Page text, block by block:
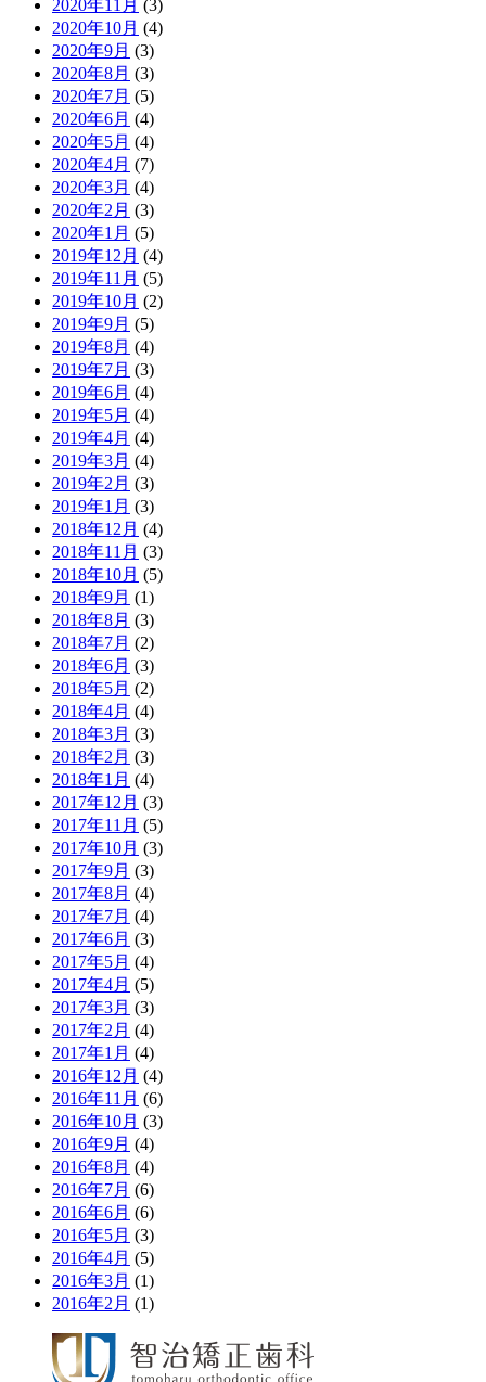
2020年11月 (3)
2020年10月 (4)
2020年9月 (3)
2020年8月 (3)
2020年7月 (5)
2020年6月 (4)
2020年5月 (4)
2020年4月 (7)
2020年3月 (4)
2020年2月 (3)
2020年1月 (5)
2019年12月 (4)
2019年11月 (5)
2019年10月 (2)
2019年9月 (5)
2019年8月 (4)
2019年7月 (3)
2019年6月 (4)
2019年5月 (4)
2019年4月 (4)
2019年3月 (4)
2019年2月 (3)
2019年1月 (3)
2018年12月 (4)
2018年11月 (3)
2018年10月 (5)
2018年9月 (1)
2018年8月 (3)
2018年7月 (2)
2018年6月 (3)
2018年5月 (2)
2018年4月 (4)
2018年3月 (3)
2018年2月 (3)
2018年1月 (4)
2017年12月 (3)
2017年11月 (5)
2017年10月 (3)
2017年9月 (3)
2017年8月 (4)
2017年7月 (4)
2017年6月 (3)
2017年5月 (4)
2017年4月 (5)
2017年3月 (3)
2017年2月 (4)
2017年1月 (4)
2016年12月 (4)
2016年11月 (6)
2016年10月 (3)
2016年9月 (4)
2016年8月 (4)
2016年7月 (6)
2016年6月 (6)
2016年5月 (3)
2016年4月 (5)
2016年3月 (1)
2016年2月 (1)